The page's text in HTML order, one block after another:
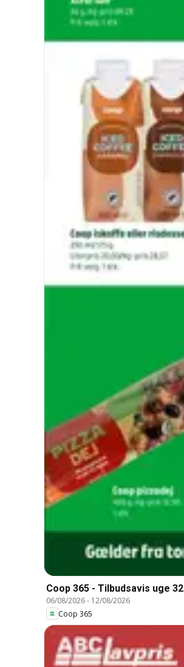
Coop 365 - Tilbudsavis uge 32
06/08/2026- 12/08/2026
Coop 365